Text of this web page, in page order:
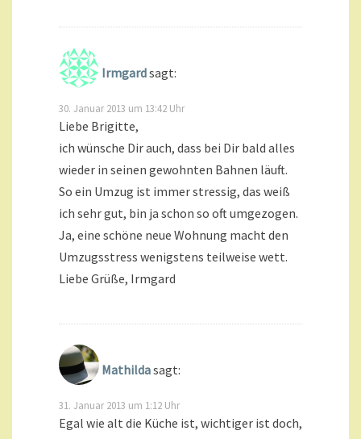
Irmgardsagt:
30. Januar 2013 um 13:42 Uhr
Liebe Brigitte,
ich wünsche Dir auch, dass bei Dir bald alles
wieder in seinen gewohnten Bahnen läuft.
So ein Umzug ist immer stressig, das weiß
ich sehr gut, bin ja schon so oft umgezogen.
Ja, eine schöne neue Wohnung macht den
Umzugsstress wenigstens teilweise wett.
Liebe Grüße, Irmgard
Mathildasagt:
31. Januar 2013 um 1:12 Uhr
Egal wie alt die Küche ist, wichtiger ist doch,